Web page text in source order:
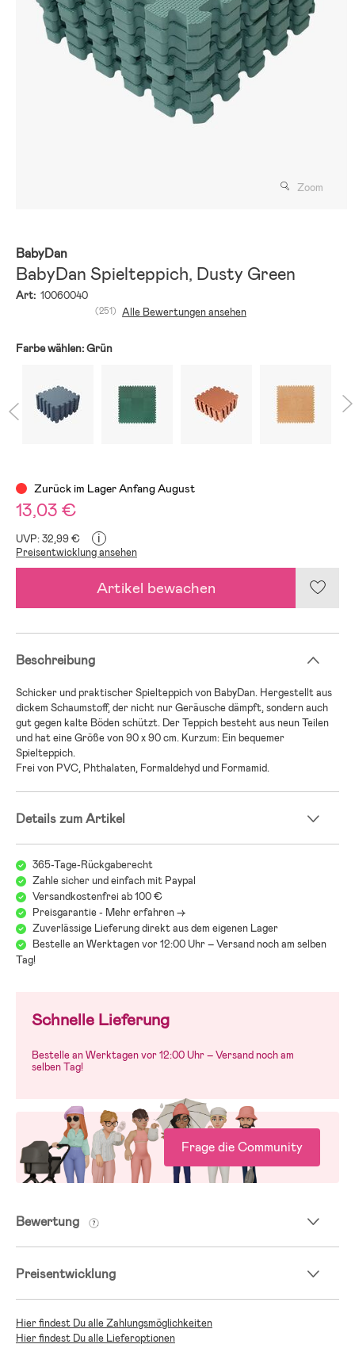
Zoom
BabyDan
BabyDan Spielteppich, Dusty Green
Art: 10060040
(251) Alle Bewertungen ansehen
Farbe wählen:Grün
Zurück im Lager Anfang August
13,03 €
UVP: 32,99 € i
Preisentwicklung ansehen
Artikel bewachen
Beschreibung
Schicker und praktischer Spielteppich von BabyDan. Hergestellt aus
dickem Schaumstoff, der nicht nur Geräusche dämpft, sondern auch
gut gegen kalte Böden schützt. Der Teppich besteht aus neun Teilen
und hat eine Größe von 90 x 90 cm. Kurzum: Ein bequemer
Spielteppich.
Frei von PVC, Phthalaten, Formaldehyd und Formamid.
Details zum Artikel
365-Tage-Rückgaberecht
Zahle sicher und einfach mit Paypal
Versandkostenfrei ab 100 €
Preisgarantie - Mehr erfahren ->
Zuverlässige Lieferung direkt aus dem eigenen Lager
Bestelle an Werktagen vor 12:00 Uhr – Versand noch am selben
Tag!
Schnelle Lieferung
Bestelle an Werktagen vor 12:00 Uhr – Versand noch am
selben Tag!
Frage die Community
Bewertung
Preisentwicklung
Hier findest Du alle Zahlungsmöglichkeiten
Hier findest Du alle Lieferoptionen